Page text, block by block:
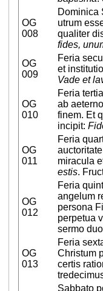
OG
008
Dominica
utrum
qualiter
fides,
OG
009
Feria
et
Vade et
OG
010
Feria
ab
finem. Et
incipit:
OG
011
Feria
miracula
estis.
OG
012
Feria
angelum
persona
perpetua
sermo
OG
013
Feria
Christum
certis
Sabbato